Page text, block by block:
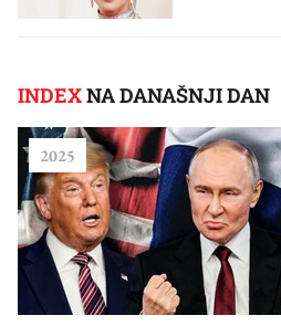
INDEXNA DANAŠNJI DAN
2025